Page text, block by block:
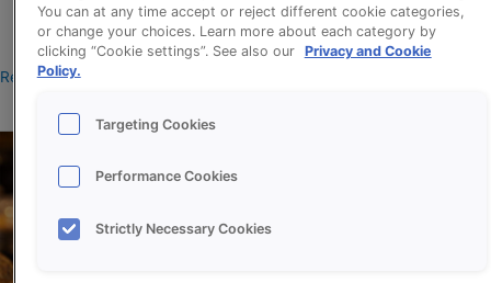
manonteeuw
Read More »
You can at any time accept or reject different cookie categories,
or change your choices. Learn more about each category by
clicking “Cookie settings”. See also our Privacy and Cookie
Policy.
Targeting Cookies
Performance Cookies
Strictly Necessary Cookies